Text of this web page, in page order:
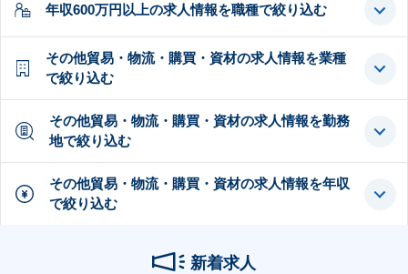
年収600万円以上の求人情報を職種で絞り込む
その他貿易・物流・購買・資材の求人情報を業種
で絞り込む
その他貿易・物流・購買・資材の求人情報を勤務
地で絞り込む
その他貿易・物流・購買・資材の求人情報を年収
で絞り込む
新着求人